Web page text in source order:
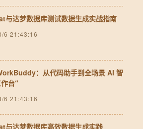
与达梦数据库测试数据生成实战指南
6 21:43:16
：从代码助手到全场景 AI 智
台“
6 21:43:16
与达梦数据库高效数据生成实践